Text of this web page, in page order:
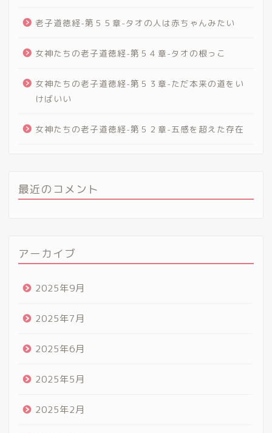
老子道徳経-第５５章-タオの人は赤ちゃんみたい
女神たちの老子道徳経-第５４章-タオの根っこ
女神たちの老子道徳経-第５３章-ただ本来の道をい
けばいい
女神たちの老子道徳経-第５２章-五感を超えた存在
最近のコメント
アーカイブ
2025年9月
2025年7月
2025年6月
2025年5月
2025年2月